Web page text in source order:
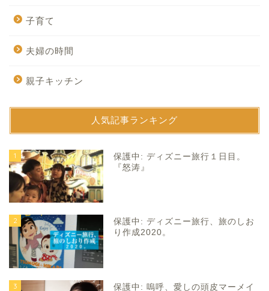
子育て
夫婦の時間
親子キッチン
人気記事ランキング
1
保護中: ディズニー旅行１日目。
『怒涛』
2
保護中: ディズニー旅行、旅のしお
り作成2020。
3
保護中: 嗚呼、愛しの頭皮マーメイ